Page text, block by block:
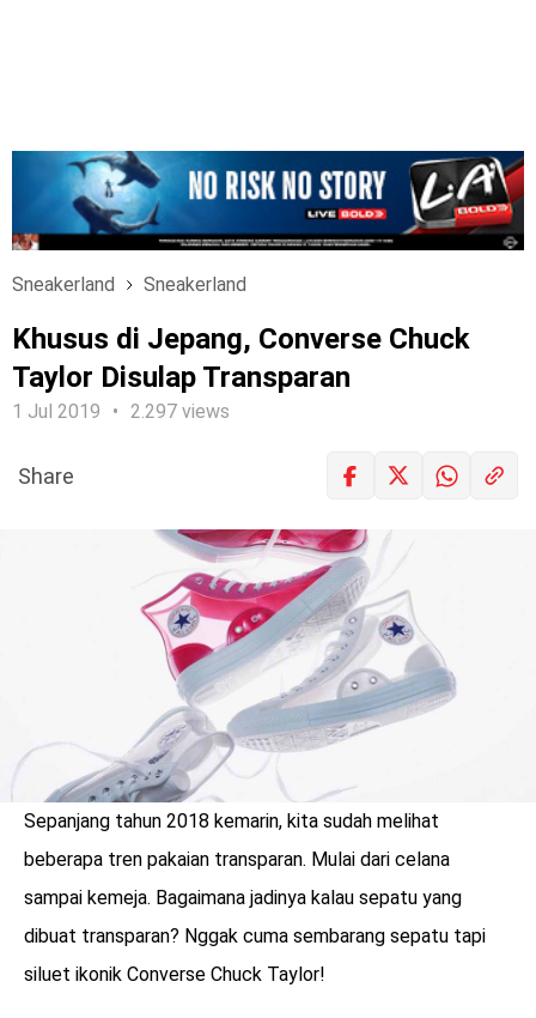
Sneakerland Sneakerland
Khusus di Jepang, Converse Chuck
Taylor Disulap Transparan
1 Jul 2019 2.297 views
LOGIN
Share
Sepanjang tahun 2018 kemarin, kita sudah melihat
beberapa tren pakaian transparan. Mulai dari celana
sampai kemeja. Bagaimana jadinya kalau sepatu yang
dibuat transparan? Nggak cuma sembarang sepatu tapi
siluet ikonik Converse Chuck Taylor!